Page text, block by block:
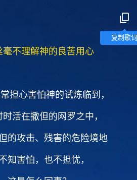
复制歌词
毫不理解神的良苦用心
担心害怕神的试炼临到，
时活在撒但的网罗之中，
的攻击、残害的危险境地
知害怕，也不担忧，